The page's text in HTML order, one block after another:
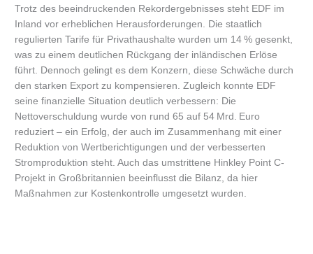
Trotz des beeindruckenden Rekordergebnisses steht EDF im
Inland vor erheblichen Herausforderungen. Die staatlich
regulierten Tarife für Privathaushalte wurden um 14 % gesenkt,
was zu einem deutlichen Rückgang der inländischen Erlöse
führt. Dennoch gelingt es dem Konzern, diese Schwäche durch
den starken Export zu kompensieren. Zugleich konnte EDF
seine finanzielle Situation deutlich verbessern: Die
Nettoverschuldung wurde von rund 65 auf 54 Mrd. Euro
reduziert – ein Erfolg, der auch im Zusammenhang mit einer
Reduktion von Wertberichtigungen und der verbesserten
Stromproduktion steht. Auch das umstrittene Hinkley Point C-
Projekt in Großbritannien beeinflusst die Bilanz, da hier
Maßnahmen zur Kostenkontrolle umgesetzt wurden.